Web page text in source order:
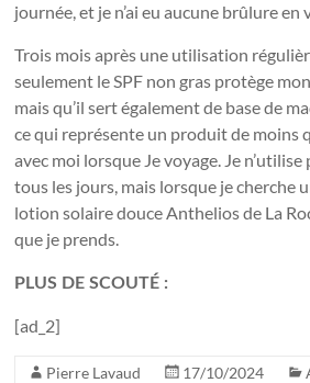
journée, et je n’ai eu aucune brûlure en
Trois mois après une utilisation
seulement le SPF non gras protège
mais qu’il sert également de base de
ce qui représente un produit de moins
avec moi lorsque Je voyage. Je
tous les jours, mais lorsque je cherche
lotion solaire douce Anthelios de La
que je prends.
PLUS DE SCOUTÉ :
[ad_2]
Pierre Lavaud 17/10/2024